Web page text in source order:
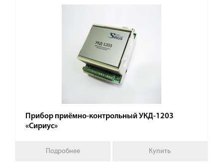
Прибор приёмно-контрольный УКД-1203
«Сириус»
Подробнее Купить